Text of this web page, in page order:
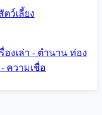
ตว์เลี้ยง
รื่องเล่า - ตำนาน ท่อง
ความเชื่อ